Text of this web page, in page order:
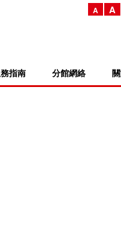
A A
指南 分館網絡